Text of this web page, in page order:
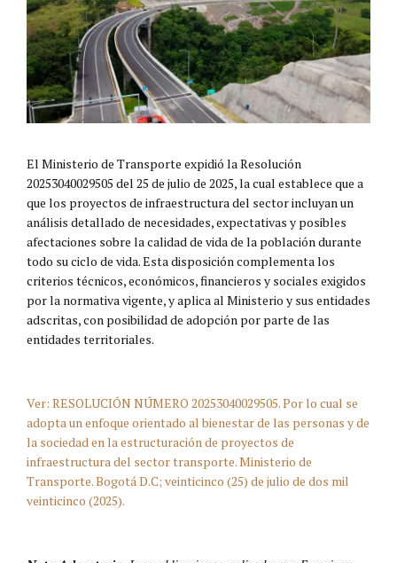
El Ministerio de Transporte expidió la Resolución
20253040029505 del 25 de julio de 2025, la cual establece que a
que los proyectos de infraestructura del sector incluyan un
análisis detallado de necesidades, expectativas y posibles
afectaciones sobre la calidad de vida de la población durante
todo su ciclo de vida. Esta disposición complementa los
criterios técnicos, económicos, financieros y sociales exigidos
por la normativa vigente, y aplica al Ministerio y sus entidades
adscritas, con posibilidad de adopción por parte de las
entidades territoriales.
Ver: RESOLUCIÓN NÚMERO 20253040029505. Por lo cual se
adopta un enfoque orientado al bienestar de las personas y de
la sociedad en la estructuración de proyectos de
infraestructura del sector transporte. Ministerio de
Transporte. Bogotá D.C; veinticinco (25) de julio de dos mil
veinticinco (2025).